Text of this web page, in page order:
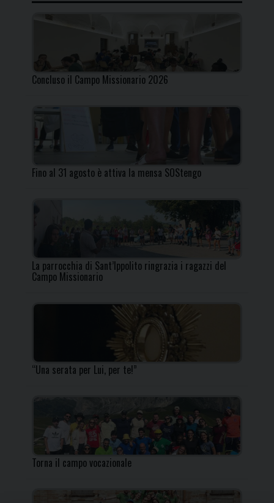
Concluso il Campo Missionario 2026
Fino al 31 agosto è attiva la mensa SOStengo
La parrocchia di Sant’Ippolito ringrazia i ragazzi del
Campo Missionario
“Una serata per Lui, per te!”
Torna il campo vocazionale